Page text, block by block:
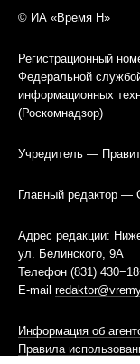
© ИА «Время Н»
Регистрационный
Федеральной
информационных
(Роскомнадзор)
Учредитель —
Главный редактор —
Адрес редакции:
ул. Белинского, 9А
Телефон (831)
E-mail
Информация об
Правила